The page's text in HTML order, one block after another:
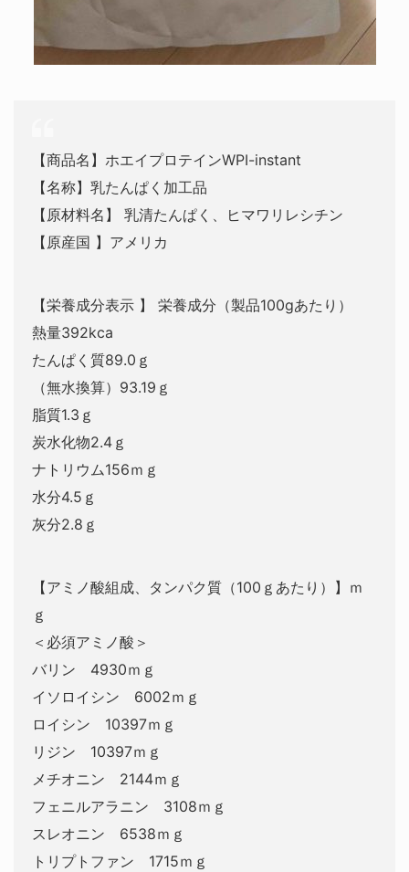
【商品名】ホエイプロテインWPI-instant
【名称】乳たんぱく加工品
【原材料名】 乳清たんぱく、ヒマワリレシチン
【原産国 】アメリカ
【栄養成分表示 】 栄養成分（製品100gあたり）
熱量392kca
たんぱく質89.0ｇ
（無水換算）93.19ｇ
脂質1.3ｇ
炭水化物2.4ｇ
ナトリウム156ｍｇ
水分4.5ｇ
灰分2.8ｇ
【アミノ酸組成、タンパク質（100ｇあたり）】ｍ
ｇ
＜必須アミノ酸＞
バリン 4930ｍｇ
イソロイシン 6002ｍｇ
ロイシン 10397ｍｇ
リジン 10397ｍｇ
メチオニン 2144ｍｇ
フェニルアラニン 3108ｍｇ
スレオニン 6538ｍｇ
トリプトファン 1715ｍｇ